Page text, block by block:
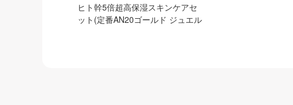
ヒト幹5倍超高保湿スキンケアセ
ット(定番AN20ゴールド ジュエル